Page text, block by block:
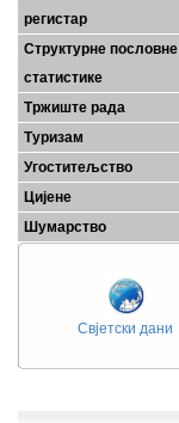
регистар
Структурне пословне
статистике
Тржиште рада
Туризам
Угоститељство
Цијене
Шумарство
Свјетски дани